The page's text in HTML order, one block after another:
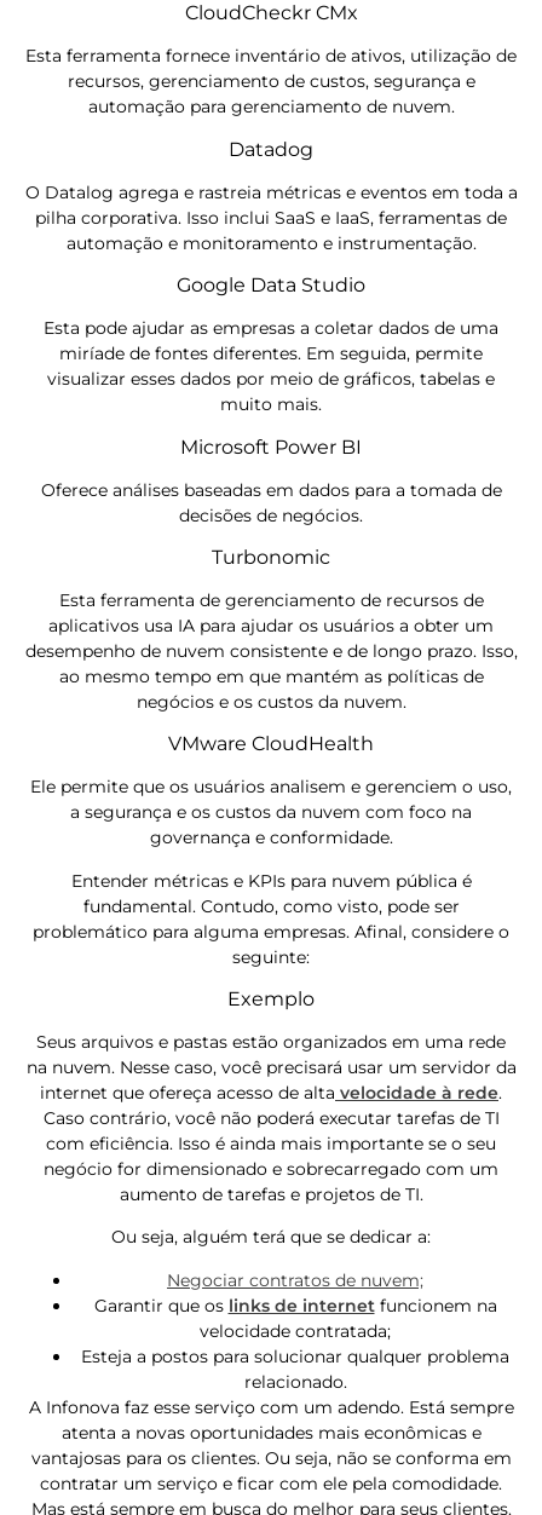
CloudCheckr CMx
Esta ferramenta fornece inventário de ativos, utilização de
recursos, gerenciamento de custos, segurança e
automação para gerenciamento de nuvem.
Datadog
O Datalog agrega e rastreia métricas e eventos em toda a
pilha corporativa. Isso inclui SaaS e IaaS, ferramentas de
automação e monitoramento e instrumentação.
Google Data Studio
Esta pode ajudar as empresas a coletar dados de uma
miríade de fontes diferentes. Em seguida, permite
visualizar esses dados por meio de gráficos, tabelas e
muito mais.
Microsoft Power BI
Oferece análises baseadas em dados para a tomada de
decisões de negócios.
Turbonomic
Esta ferramenta de gerenciamento de recursos de
aplicativos usa IA para ajudar os usuários a obter um
desempenho de nuvem consistente e de longo prazo. Isso,
ao mesmo tempo em que mantém as políticas de
negócios e os custos da nuvem.
VMware CloudHealth
Ele permite que os usuários analisem e gerenciem o uso,
a segurança e os custos da nuvem com foco na
governança e conformidade.
Entender métricas e KPIs para nuvem pública é
fundamental. Contudo, como visto, pode ser
problemático para alguma empresas. Afinal, considere o
seguinte:
Exemplo
Seus arquivos e pastas estão organizados em uma rede
na nuvem. Nesse caso, você precisará usar um servidor da
internet que ofereça acesso de alta velocidade à rede.
Caso contrário, você não poderá executar tarefas de TI
com eficiência. Isso é ainda mais importante se o seu
negócio for dimensionado e sobrecarregado com um
aumento de tarefas e projetos de TI.
Ou seja, alguém terá que se dedicar a:
Negociar contratos de nuvem;
Garantir que os links de internetfuncionem na
velocidade contratada;
Esteja a postos para solucionar qualquer problema
relacionado.
A Infonova faz esse serviço com um adendo. Está sempre
atenta a novas oportunidades mais econômicas e
vantajosas para os clientes. Ou seja, não se conforma em
contratar um serviço e ficar com ele pela comodidade.
Mas está sempre em busca do melhor para seus clientes.